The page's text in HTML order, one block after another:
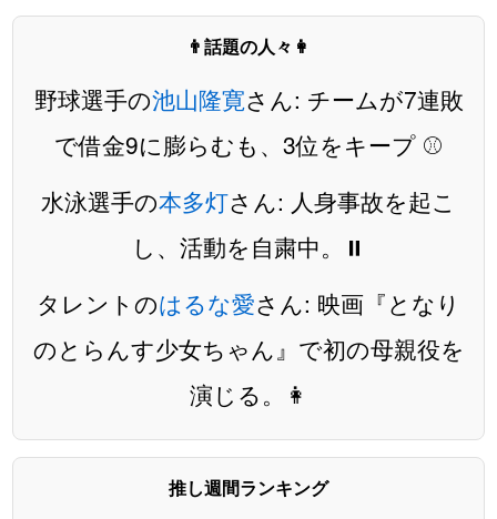
👨話題の人々👩
野球選手の池山隆寛さん: チームが7連敗
で借金9に膨らむも、3位をキープ ⚾️
水泳選手の本多灯さん: 人身事故を起こ
し、活動を自粛中。⏸️
タレントのはるな愛さん: 映画『となり
のとらんす少女ちゃん』で初の母親役を
演じる。👩
推し週間ランキング